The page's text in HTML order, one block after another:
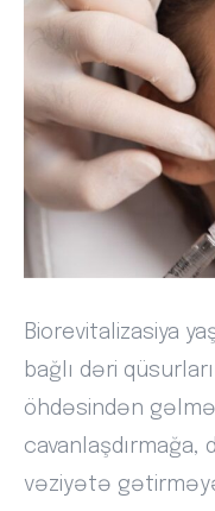
Biorevitalizasiya
bağlı dəri
öhdəsindən
cavanlaşdırmağa,
vəziyətə